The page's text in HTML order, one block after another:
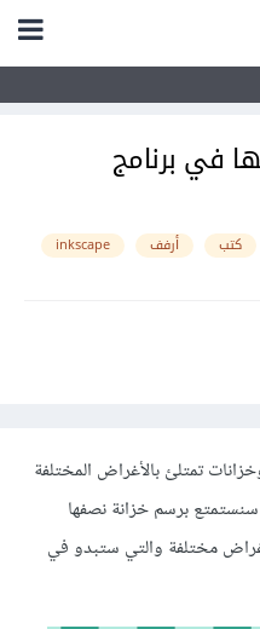
في برنامج
كتب أرفف inkscape
تمتلئ بالأغراض المختلفة
برسم خزانة نصفها
مختلفة والتي ستبدو في